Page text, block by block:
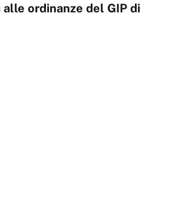
alle ordinanze del GIP di